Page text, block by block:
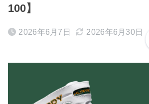
100】
2026年6月7日 2026年6月30日